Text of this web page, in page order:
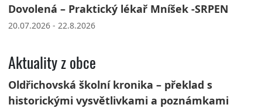
Dovolená – Praktický lékař Mníšek -SRPEN
20.07.2026 - 22.8.2026
Aktuality z obce
Oldřichovská školní kronika – překlad s
historickými vysvětlivkami a poznámkami